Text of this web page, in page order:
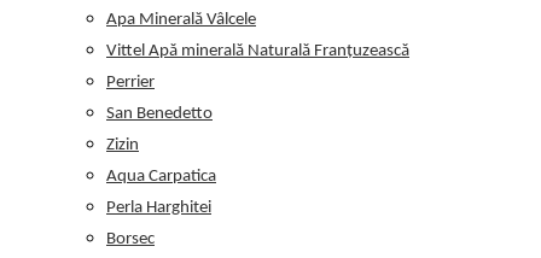
Apa Minerală Vâlcele
Vittel Apă minerală Naturală Franțuzească
Perrier
San Benedetto
Zizin
Aqua Carpatica
Perla Harghitei
Borsec